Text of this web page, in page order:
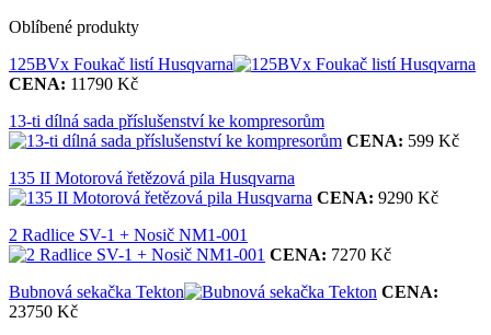
Oblíbené produkty
125BVx Foukač listí Husqvarna
CENA: 11790 Kč
13-ti dílná sada příslušenství ke kompresorům
CENA: 599 Kč
135 II Motorová řetězová pila Husqvarna
CENA: 9290 Kč
2 Radlice SV-1 + Nosič NM1-001
CENA: 7270 Kč
Bubnová sekačka Tekton
CENA:
23750 Kč